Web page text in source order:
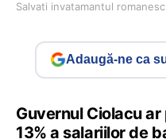
Salvati invatamantul romanesc
Adaugă-ne ca
Guvernul Ciolacu
13% a salariilor de